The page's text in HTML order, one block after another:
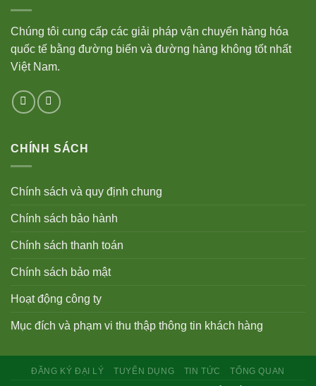
Chúng tôi cung cấp các giải pháp vận chuyển hàng hóa
quốc tế bằng đường biển và đường hàng không tốt nhất
Việt Nam.
CHÍNH SÁCH
Chính sách và quy định chung
Chính sách bảo hành
Chính sách thanh toán
Chính sách bảo mật
Hoạt động công ty
Mục đích và phạm vi thu thập thông tin khách hàng
ĐĂNG KÝ ĐẠI LÝ TUYỂN DỤNG TIN TỨC TỔNG QUAN